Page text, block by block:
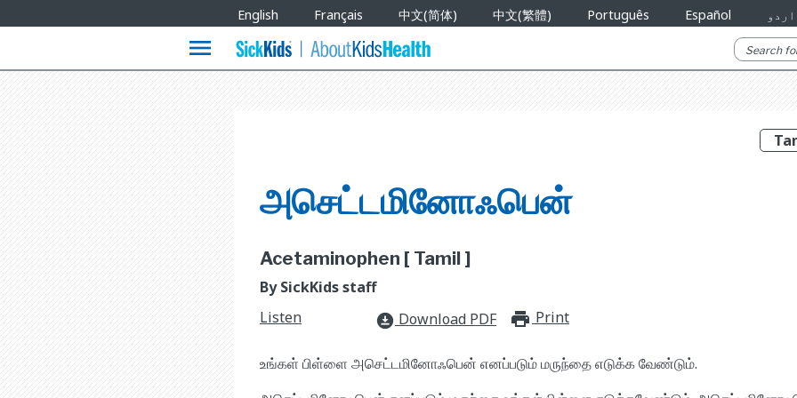
Languages
English Français 中文(简体) 中文(繁體) Português Español اردو
menu
அசெட்டமினோஃபென்
Acetaminophen [ Tamil ]
By SickKids staff
Listen
download_for_offline Download PDF print_for_offline
Print
உங்கள் பிள்ளை அசெட்டமினோஃபென் எனப்படும் மருந்தை எடுக்க வேண்டும்.